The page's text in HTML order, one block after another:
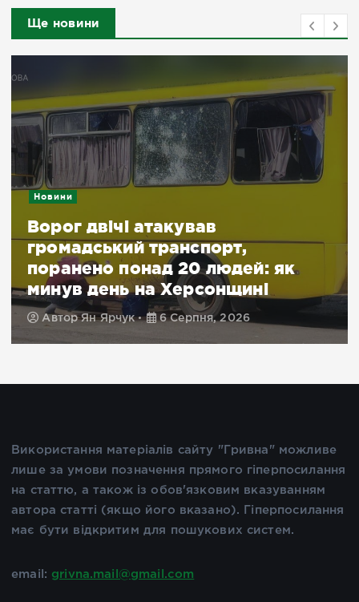
Ще новини
Новини
Ворог двічі атакував
громадський транспорт,
поранено понад 20 людей: як
минув день на Херсонщині
АвторЯн Ярчук 6 Серпня, 2026
Використання матеріалів сайту "Гривна" можливе
лише за умови позначення прямого гіперпосилання
на статтю, а також із обов'язковим вказуванням
автора статті (якщо його вказано). Гіперпосилання
має бути відкритим для пошукових систем.
email: grivna.mail@gmail.com